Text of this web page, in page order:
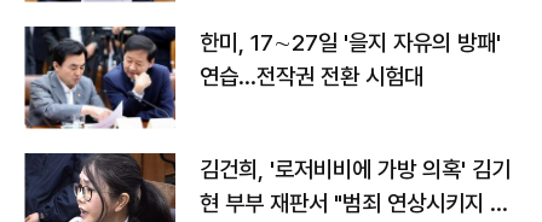
한미, 17∼27일 '을지 자유의 방패'
연습…전작권 전환 시험대
김건희, '로저비비에 가방 의혹' 김기
현 부부 재판서 "범죄 연상시키지 말